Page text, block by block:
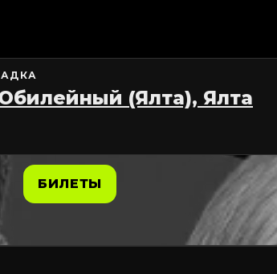
(Ялта), Ялта
БИЛЕТЫ